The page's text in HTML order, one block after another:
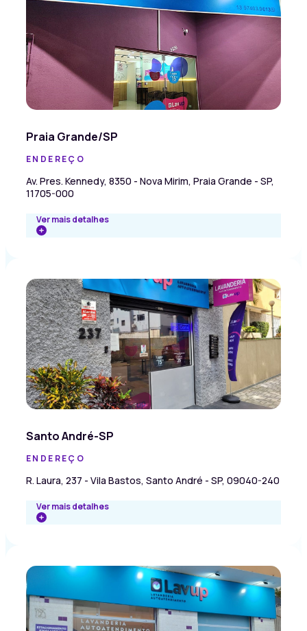
Praia Grande/SP
ENDEREÇO
Av. Pres. Kennedy, 8350 - Nova Mirim, Praia Grande - SP,
11705-000
Ver mais detalhes
Santo André-SP
ENDEREÇO
R. Laura, 237 - Vila Bastos, Santo André - SP, 09040-240
Ver mais detalhes